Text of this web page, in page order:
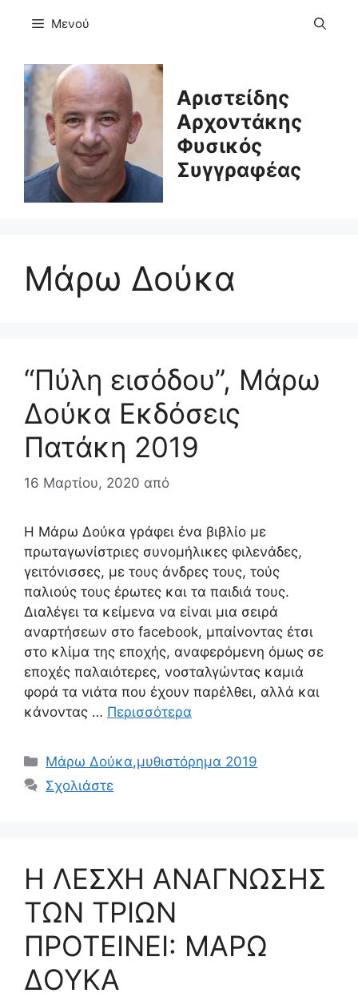
Μενού
Αριστείδης
Αρχοντάκης
Φυσικός
Συγγραφέας
Μάρω Δούκα
“Πύλη εισόδου”, Μάρω
Δούκα Εκδόσεις
Πατάκη 2019
16 Μαρτίου, 2020 από
Η Μάρω Δούκα γράφει ένα βιβλίο με
πρωταγωνίστριες συνομήλικες φιλενάδες,
γειτόνισσες, με τους άνδρες τους, τούς
παλιούς τους έρωτες και τα παιδιά τους.
Διαλέγει τα κείμενα να είναι μια σειρά
αναρτήσεων στο facebook, μπαίνοντας έτσι
στο κλίμα της εποχής, αναφερόμενη όμως σε
εποχές παλαιότερες, νοσταλγώντας καμιά
φορά τα νιάτα που έχουν παρέλθει, αλλά και
κάνοντας … Περισσότερα
Κατηγορίες
Μάρω Δούκα,μυθιστόρημα 2019
Σχολιάστε
Η ΛΕΣΧΗ ΑΝΑΓΝΩΣΗΣ
ΤΩΝ ΤΡΙΩΝ
ΠΡΟΤΕΙΝΕΙ: ΜΑΡΩ
ΔΟΥΚΑ